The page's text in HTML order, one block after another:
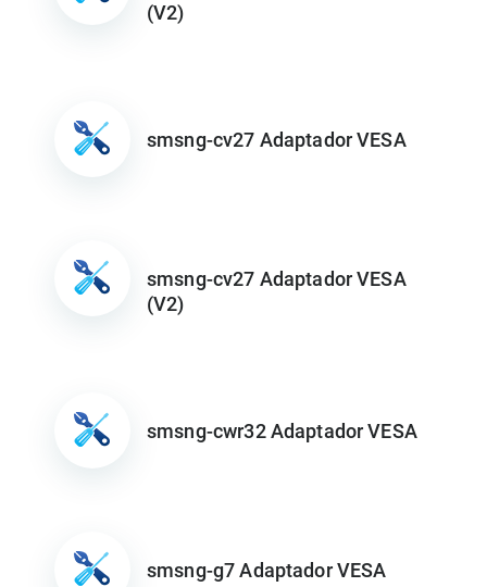
(V2)
smsng-cv27 Adaptador VESA
smsng-cv27 Adaptador VESA
(V2)
smsng-cwr32 Adaptador VESA
smsng-g7 Adaptador VESA